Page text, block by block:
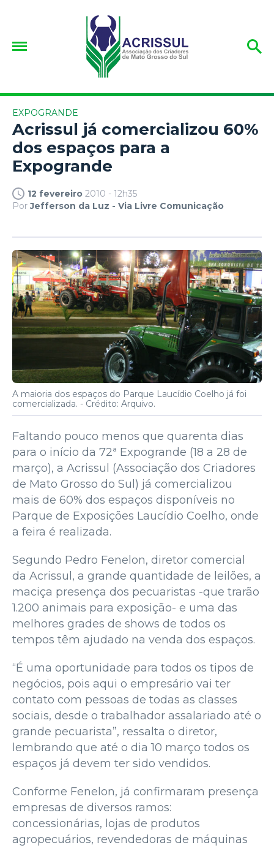
EXPOGRANDE
Acrissul já comercializou 60%
dos espaços para a
Expogrande
12 fevereiro 2010 - 12h35
PorJefferson da Luz - Via Livre Comunicação
A maioria dos espaços do Parque Laucídio Coelho já foi
comercializada. - Crédito: Arquivo.
Faltando pouco menos que quarenta dias
para o início da 72ª Expogrande (18 a 28 de
março), a Acrissul (Associação dos Criadores
de Mato Grosso do Sul) já comercializou
mais de 60% dos espaços disponíveis no
Parque de Exposições Laucídio Coelho, onde
a feira é realizada.
Segundo Pedro Fenelon, diretor comercial
da Acrissul, a grande quantidade de leilões, a
maciça presença dos pecuaristas -que trarão
1.200 animais para exposição- e uma das
melhores grades de shows de todos os
tempos têm ajudado na venda dos espaços.
“É uma oportunidade para todos os tipos de
negócios, pois aqui o empresário vai ter
contato com pessoas de todas as classes
sociais, desde o trabalhador assalariado até o
grande pecuarista”, ressalta o diretor,
lembrando que até o dia 10 março todos os
espaços já devem ter sido vendidos.
Conforme Fenelon, já confirmaram presença
empresas de diversos ramos:
concessionárias, lojas de produtos
agropecuários, revendedoras de máquinas